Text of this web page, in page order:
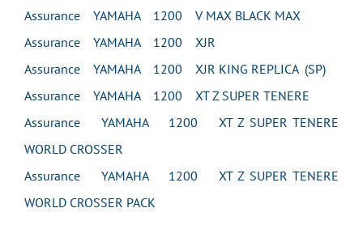
Assurance YAMAHA 1200 V MAX BLACK MAX
Assurance YAMAHA 1200 XJR
Assurance YAMAHA 1200 XJR KING REPLICA (SP)
Assurance YAMAHA 1200 XT Z SUPER TENERE
Assurance YAMAHA 1200 XT Z SUPER TENERE
WORLD CROSSER
Assurance YAMAHA 1200 XT Z SUPER TENERE
WORLD CROSSER PACK